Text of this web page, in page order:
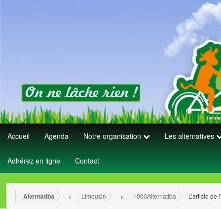
Accueil Agenda Notre organisation Les alternatives
Adhérez en ligne Contact
Alternatiba > Limousin > 1000Alternatiba >
L’article